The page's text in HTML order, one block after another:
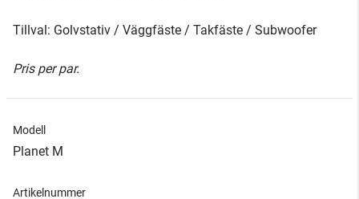
Tillval: Golvstativ / Väggfäste / Takfäste / Subwoofer
Pris per par.
Modell
Planet M
Artikelnummer